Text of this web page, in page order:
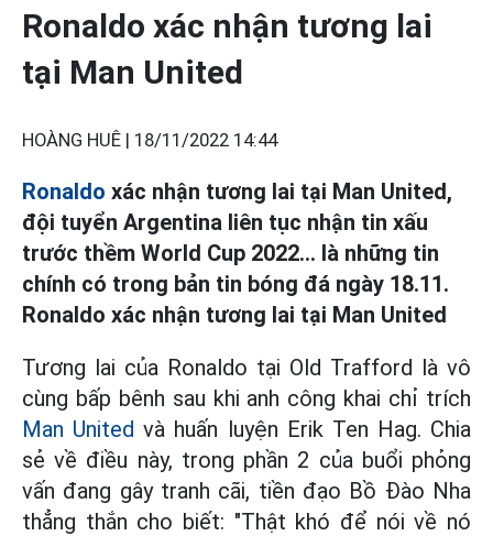
Ronaldo xác nhận tương lai
tại Man United
HOÀNG HUÊ | 18/11/2022 14:44
Ronaldo xác nhận tương lai tại Man United,
đội tuyển Argentina liên tục nhận tin xấu
trước thềm World Cup 2022... là những tin
chính có trong bản tin bóng đá ngày 18.11.
Ronaldo xác nhận tương lai tại Man United
Tương lai của Ronaldo tại Old Trafford là vô
cùng bấp bênh sau khi anh công khai chỉ trích
Man United và huấn luyện Erik Ten Hag. Chia
sẻ về điều này, trong phần 2 của buổi phỏng
vấn đang gây tranh cãi, tiền đạo Bồ Đào Nha
thẳng thắn cho biết: "Thật khó để nói về nó